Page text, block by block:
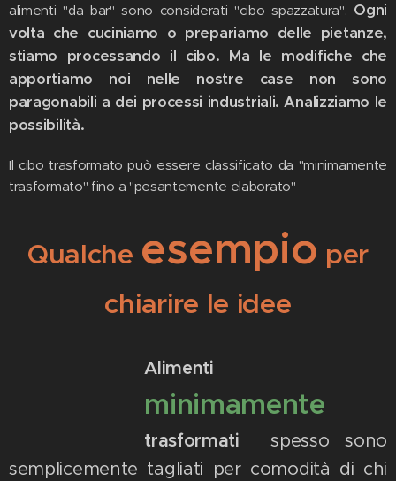
alimenti "da bar" sono considerati "cibo spazzatura". Ogni
volta che cuciniamo o prepariamo delle pietanze,
stiamo processando il cibo. Ma le modifiche che
apportiamo noi nelle nostre case non sono
paragonabili a dei processi industriali. Analizziamo le
possibilità.
Il cibo trasformato può essere classificato da "minimamente
trasformato" fino a "pesantemente elaborato"
Qualche esempio per
chiarire le idee
Alimenti
minimamente
trasformati spesso sono
semplicemente tagliati per comodità di chi